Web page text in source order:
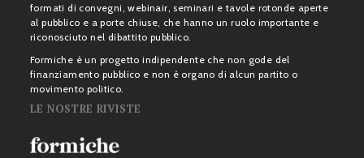
formati di convegni, webinair, seminari e tavole rotonde aperte
al pubblico e a porte chiuse, che hanno un ruolo importante e
riconosciuto nel dibattito pubblico.
Formiche è un progetto indipendente che non gode del
finanziamento pubblico e non è organo di alcun partito o
movimento politico.
LE NOSTRE RIVISTE